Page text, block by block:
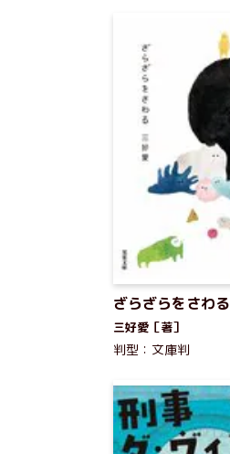
ざらざらをさわる
三好愛［著］
判型：文庫判